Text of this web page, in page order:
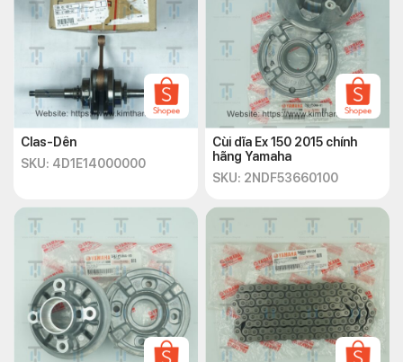
Clas-Dên
SKU: 4D1E14000000
Cùi dĩa Ex 150 2015 chính
hãng Yamaha
SKU: 2NDF53660100